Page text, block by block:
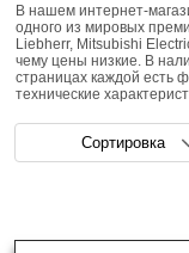
В нашем интернет-
одного из мировых
Liebherr, Mitsubishi
чему цены низкие. В
страницах каждой есть
технические
Сортировка